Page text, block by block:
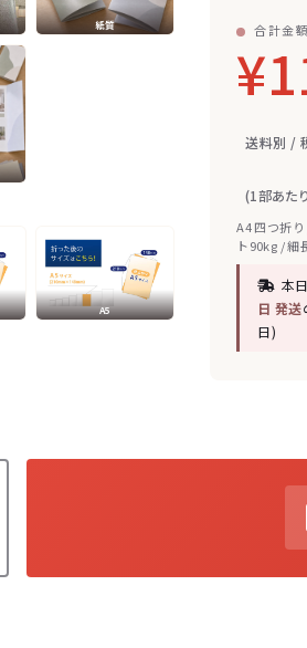
紙質
A5
合計金
送料別 /
(1部あた
A4 四つ折
ト90kg /
本
日 発送
日)